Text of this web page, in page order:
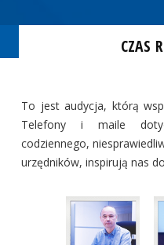
CZAS
To jest audycja, którą
Telefony i maile
codziennego,
urzędników, inspirują nas